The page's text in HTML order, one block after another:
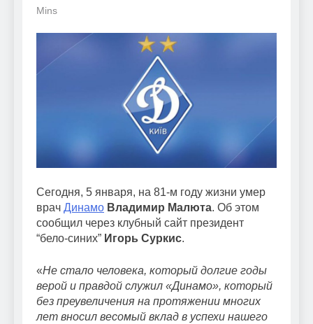
Mins
Сегодня, 5 января, на 81-м году жизни умер
врач Динамо Владимир Малюта. Об этом
сообщил через клубный сайт президент
“бело-синих” Игорь Суркис.
«Не стало человека, который долгие годы
верой и правдой служил «Динамо», который
без преувеличения на протяжении многих
лет вносил весомый вклад в успехи нашего